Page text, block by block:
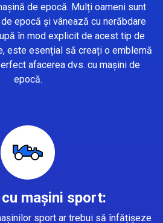
de epocă. Mulți oameni sunt
epocă și vânează cu nerăbdare
în mod explicit de acest tip de
este esențial să creați o emblemă
afacerea dvs. cu mașini de
epocă.
mașini sport:
sport ar trebui să înfățișeze